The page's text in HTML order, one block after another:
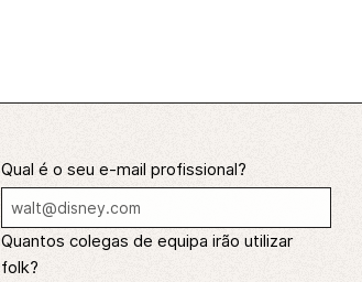
Qual é o seu e-mail profissional?
Quantos colegas de equipa irão utilizar
folk?